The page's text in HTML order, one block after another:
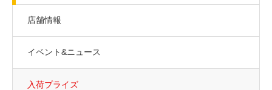
店舗情報
イベント&ニュース
入荷プライズ